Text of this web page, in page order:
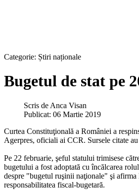
Categorie: Știri naționale
Bugetul de stat pe
Scris de Anca Visan
Publicat: 06 Martie 2019
Curtea Constituţională a României a
Agerpres, oficiali ai CCR. Sursele citate
Pe 22 februarie, şeful statului trimisese
bugetului a fost adoptată cu încălcarea
despre "bugetul ruşinii naţionale" şi
responsabilitatea fiscal-bugetară.